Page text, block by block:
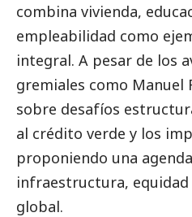
combina vivienda,
empleabilidad como
integral. A pesar de los
gremiales como Manuel
sobre desafíos
al crédito verde y los
proponiendo una
infraestructura,
global.